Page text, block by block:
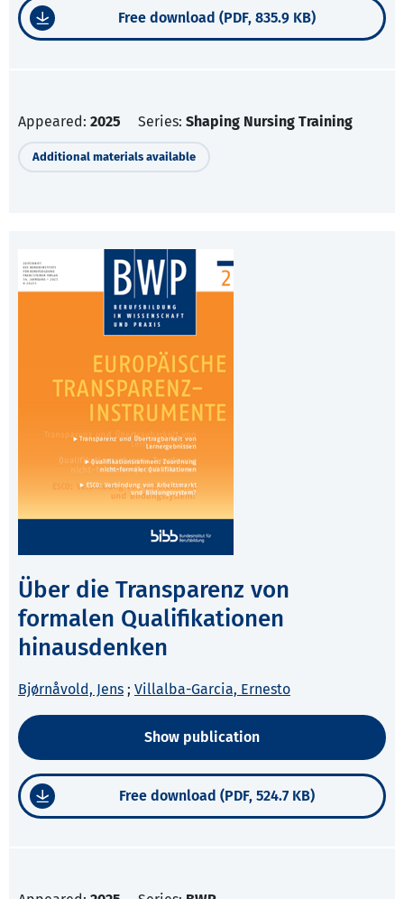
Free download (PDF, 835.9 KB)
Appeared: 2025 Series: Shaping Nursing Training
Additional materials available
Über die Transparenz von
formalen Qualifikationen
hinausdenken
Bjørnåvold, Jens ; Villalba-Garcia, Ernesto
Show publication
Free download (PDF, 524.7 KB)